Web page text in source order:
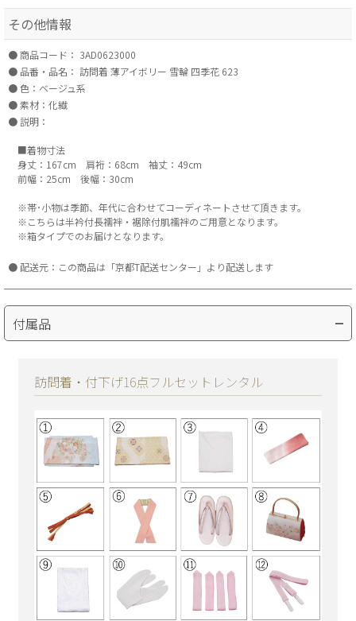
その他情報
商品コード： 3AD0623000
品番・品名： 訪問着 薄アイボリー 雪輪 四季花 623
色：ベージュ系
素材：化繊
説明：
■着物寸法
身丈：167cm 肩裄：68cm 袖丈：49cm
前幅：25cm 後幅：30cm
※帯･小物は季節、年代に合わせてコーディネートさせて頂きます。
※こちらは半衿付長襦袢・裾除付肌襦袢のご用意となります。
※箱タイプでのお届けとなります。
配送元：この商品は「京都T配送センター」より配送します
付属品
訪問着・付下げ16点フルセットレンタル